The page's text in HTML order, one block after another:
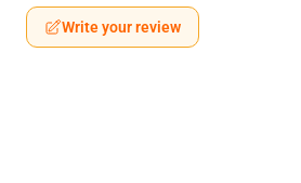
Write your review